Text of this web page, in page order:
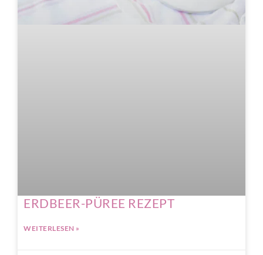
ERDBEER-PÜREE REZEPT
WEITERLESEN »